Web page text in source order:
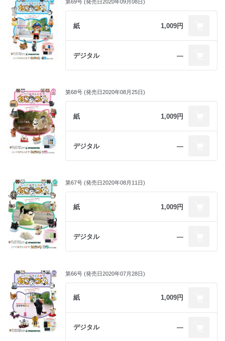
第69号 (発売日2020年09月08日)
紙 1,009円
デジタル ―
第68号 (発売日2020年08月25日)
紙 1,009円
デジタル ―
第67号 (発売日2020年08月11日)
紙 1,009円
デジタル ―
第66号 (発売日2020年07月28日)
紙 1,009円
デジタル ―